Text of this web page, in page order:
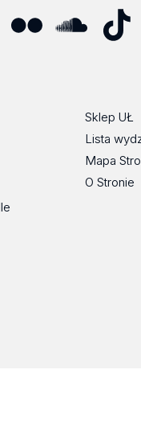
Sklep UŁ
Lista
Mapa
O Stronie